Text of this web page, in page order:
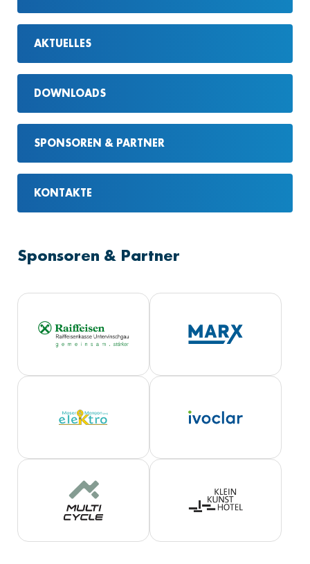
AKTUELLES
DOWNLOADS
SPONSOREN & PARTNER
KONTAKTE
Sponsoren & Partner